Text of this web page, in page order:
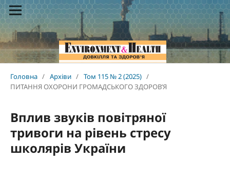
Головна / Архіви / Том 115 № 2 (2025) /
ПИТАННЯ ОХОРОНИ ГРОМАДСЬКОГО ЗДОРОВ’Я
Вплив звуків повітряної
тривоги на рівень стресу
школярів України